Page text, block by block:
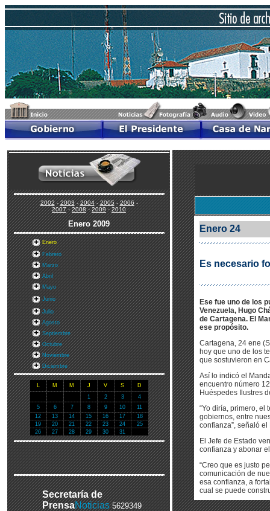
2002-2003-2004-2005-2006-
2007-2008-2009-2010
Enero2009
Enero
Febrero
Marzo
Abril
Mayo
Junio
Julio
Agosto
Septiembre
Octubre
Noviembre
Diciembre
L M M J V S
D
1
2 3
4
5
6 7 8 9 10
11
12
13 14 15 16 17
18
19
20 21 22 23 24
25
26
27 28 29 30 31
Secretaría de
PrensaNoticias 5629349
Enero 24
Es necesario
Ese fue uno de los
Venezuela, Hugo
de Cartagena. El
ese propósito.
Cartagena, 24 ene
hoy que uno de los
que sostuvieron en
Así lo indicó el
encuentro número
Huéspedes Ilustres
“Yo diría, primero, el
gobiernos, entre
confianza”, señaló
El Jefe de Estado
confianza y abonar
“Creo que es justo
comunicación de
esa confianza, a
cual se puede